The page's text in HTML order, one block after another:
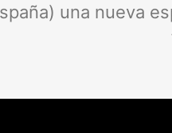
una nueva